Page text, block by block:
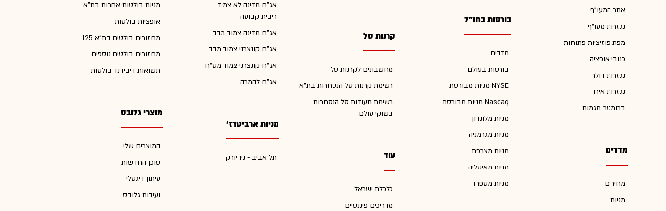
אתר המעו"ף
נגזרות מעו"ף
מפת פוזיציות פתוחות
כתבי אופציה
נגזרות דולר
נגזרות אירו
ברומטר-מגמות
מדדים
מחירים
מניות
בורסות בחו"ל
מדדים
בורסות בעולם
מניות מבורסת NYSE
מניות מבורסת Nasdaq
מניות מלונדון
מניות מגרמניה
מניות מצרפת
מניות מאיטליה
מניות מספרד
קרנות סל
מחשבונים לקרנות סל
רשימת קרנות סל הנסחרות בת"א
רשימת תעודות סל הנסחרות
בשוקי עולם
עוד
כלכלת ישראל
מדריכים פיננסיים
אג"ח מדינה לא צמוד
ריבית קבועה
אג"ח מדינה צמוד מדד
אג"ח קונצרני צמוד מדד
אג"ח קונצרני צמוד מט"ח
אג"ח להמרה
מניות ארביטרז'
תל אביב - ניו יורק
מניות בולטות אחרות בת"א
אופציות בולטות
מחזורים בולטים בת"א 125
מחזורים בולטים נוספים
תשואות דיבידנד בולטות
מוצרי גלובס
המוצרים שלי
סוכן החדשות
עיתון דיגטלי
ועידות גלובס